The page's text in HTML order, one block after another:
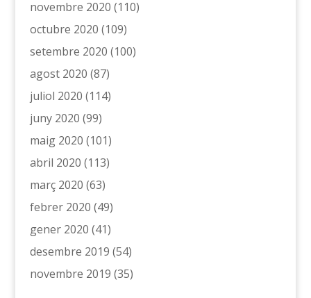
novembre 2020 (110)
octubre 2020 (109)
setembre 2020 (100)
agost 2020 (87)
juliol 2020 (114)
juny 2020 (99)
maig 2020 (101)
abril 2020 (113)
març 2020 (63)
febrer 2020 (49)
gener 2020 (41)
desembre 2019 (54)
novembre 2019 (35)